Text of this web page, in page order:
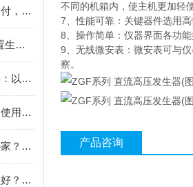
温升大电流试验装置批量交付，武汉双企助力电力设备高效验证
2025 雷电冲击电压试验装置生产公司：特高压适配化工场景 精准高效获认可
三相用电检查仪哪个牌子好：以武汉特高压产品为例看核心功能集成
温升试验装置设备工业现场使用，性能出众！武汉企业精准把脉设备热稳定
全国温升试验装置设备选哪家？武汉这两家企业靠真实工况表现赢得回头客！
无线高压核相器谁家的比较好？探析武汉特高压无线高压核相器的应用
不同的机箱内，使主机更加轻
7、性能可靠：关键器件选用
8、操作简单：仪器界面各功
9、无线微安表：微安表可与
察。
产品咨询